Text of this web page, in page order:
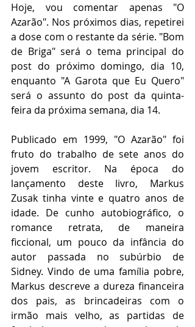
Hoje, vou comentar apenas "O
Azarão". Nos próximos dias, repetirei
a dose com o restante da série. "Bom
de Briga" será o tema principal do
post do próximo domingo, dia 10,
enquanto "A Garota que Eu Quero"
será o assunto do post da quinta-
feira da próxima semana, dia 14.
Publicado em 1999, "O Azarão" foi
fruto do trabalho de sete anos do
jovem escritor. Na época do
lançamento deste livro, Markus
Zusak tinha vinte e quatro anos de
idade. De cunho autobiográfico, o
romance retrata, de maneira
ficcional, um pouco da infância do
autor passada no subúrbio de
Sidney. Vindo de uma família pobre,
Markus descreve a dureza financeira
dos pais, as brincadeiras com o
irmão mais velho, as partidas de